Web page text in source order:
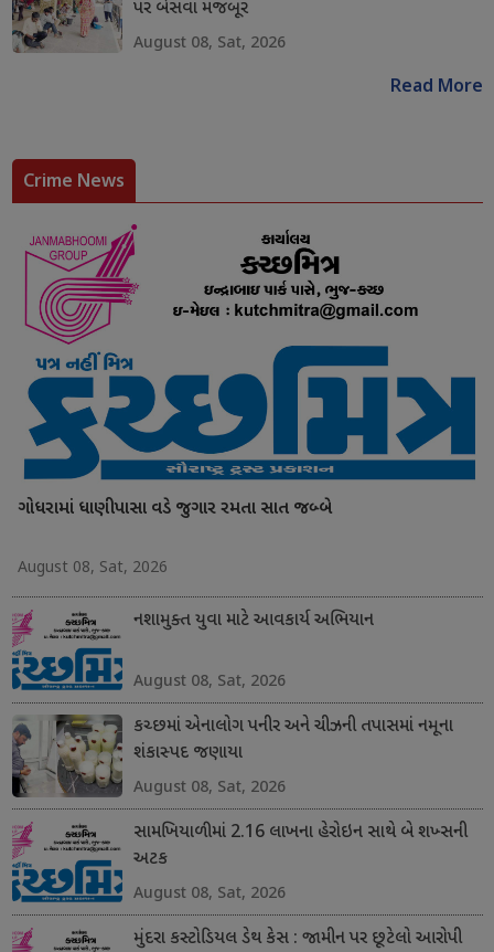
પર બેસવા મજબૂર
August 08, Sat, 2026
Read More
Crime News
ગોધરામાં ધાણીપાસા વડે જુગાર રમતા સાત જબ્બે
August 08, Sat, 2026
નશામુક્ત યુવા માટે આવકાર્ય અભિયાન
August 08, Sat, 2026
કચ્છમાં એનાલોગ પનીર અને ચીઝની તપાસમાં નમૂના
શંકાસ્પદ જણાયા
August 08, Sat, 2026
સામખિયાળીમાં 2.16 લાખના હેરોઇન સાથે બે શખ્સની
અટક
August 08, Sat, 2026
મુંદરા કસ્ટોડિયલ ડેથ કેસ : જામીન પર છૂટેલો આરોપી